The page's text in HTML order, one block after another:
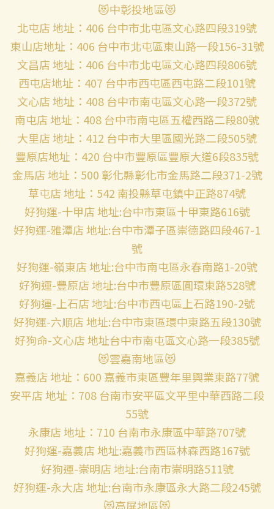
😻中彰投地區😻
北屯店 地址：406 台中市北屯區文心路四段319號
東山店地址：406 台中市北屯區東山路一段156-31號
文昌店 地址：406 台中市北屯區文心路四段806號
西屯店地址：407 台中市西屯區西屯路二段101號
文心店 地址：408 台中市南屯區文心路一段372號
南屯店 地址：408 台中市南屯區五權西路二段80號
大里店 地址：412 台中市大里區國光路二段505號
豐原店地址：420 台中市豐原區豐原大道6段835號
金馬店 地址：500 彰化縣彰化市金馬路二段371-2號
草屯店 地址：542 南投縣草屯鎮中正路874號
好狗運-十甲店 地址:台中市東區十甲東路616號
好狗運-雅潭店 地址:台中市潭子區崇德路四段467-1
號
好狗運-嶺東店 地址:台中市南屯區永春南路1-20號
好狗運-豐原店 地址:台中市豐原區圓環東路528號
好狗運-上石店 地址:台中市西屯區上石路190-2號
好狗運-六順店 地址:台中市東區環中東路五段130號
好狗命-文心店 地址台中市南屯區文心路一段385號
😻雲嘉南地區😻
嘉義店 地址：600 嘉義市東區豐年里興業東路77號
安平店 地址：708 台南市安平區文平里中華西路二段
55號
永康店 地址：710 台南市永康區中華路707號
好狗運-嘉義店 地址:嘉義市西區林森西路167號
好狗運-崇明店 地址:台南市崇明路511號
好狗運-永大店 地址:台南市永康區永大路二段245號
😻高屏地區😻